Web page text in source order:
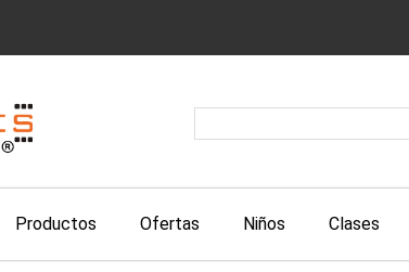
Productos Ofertas Niños Clases